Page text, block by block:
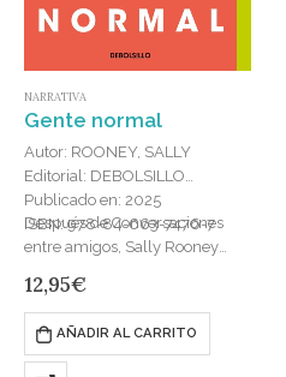
NARRATIVA
Gente normal
Autor: ROONEY, SALLY
Editorial: DEBOLSILLO
Publicado en: 2025
ISBN: 978-84-663-7476-7
Después de Conversaciones
entre amigos, Sally Rooney
una historia sobre la fascinación
mutua entre dos personas que
no consiguen encontrarse….
12,95€
AÑADIR AL CARRITO